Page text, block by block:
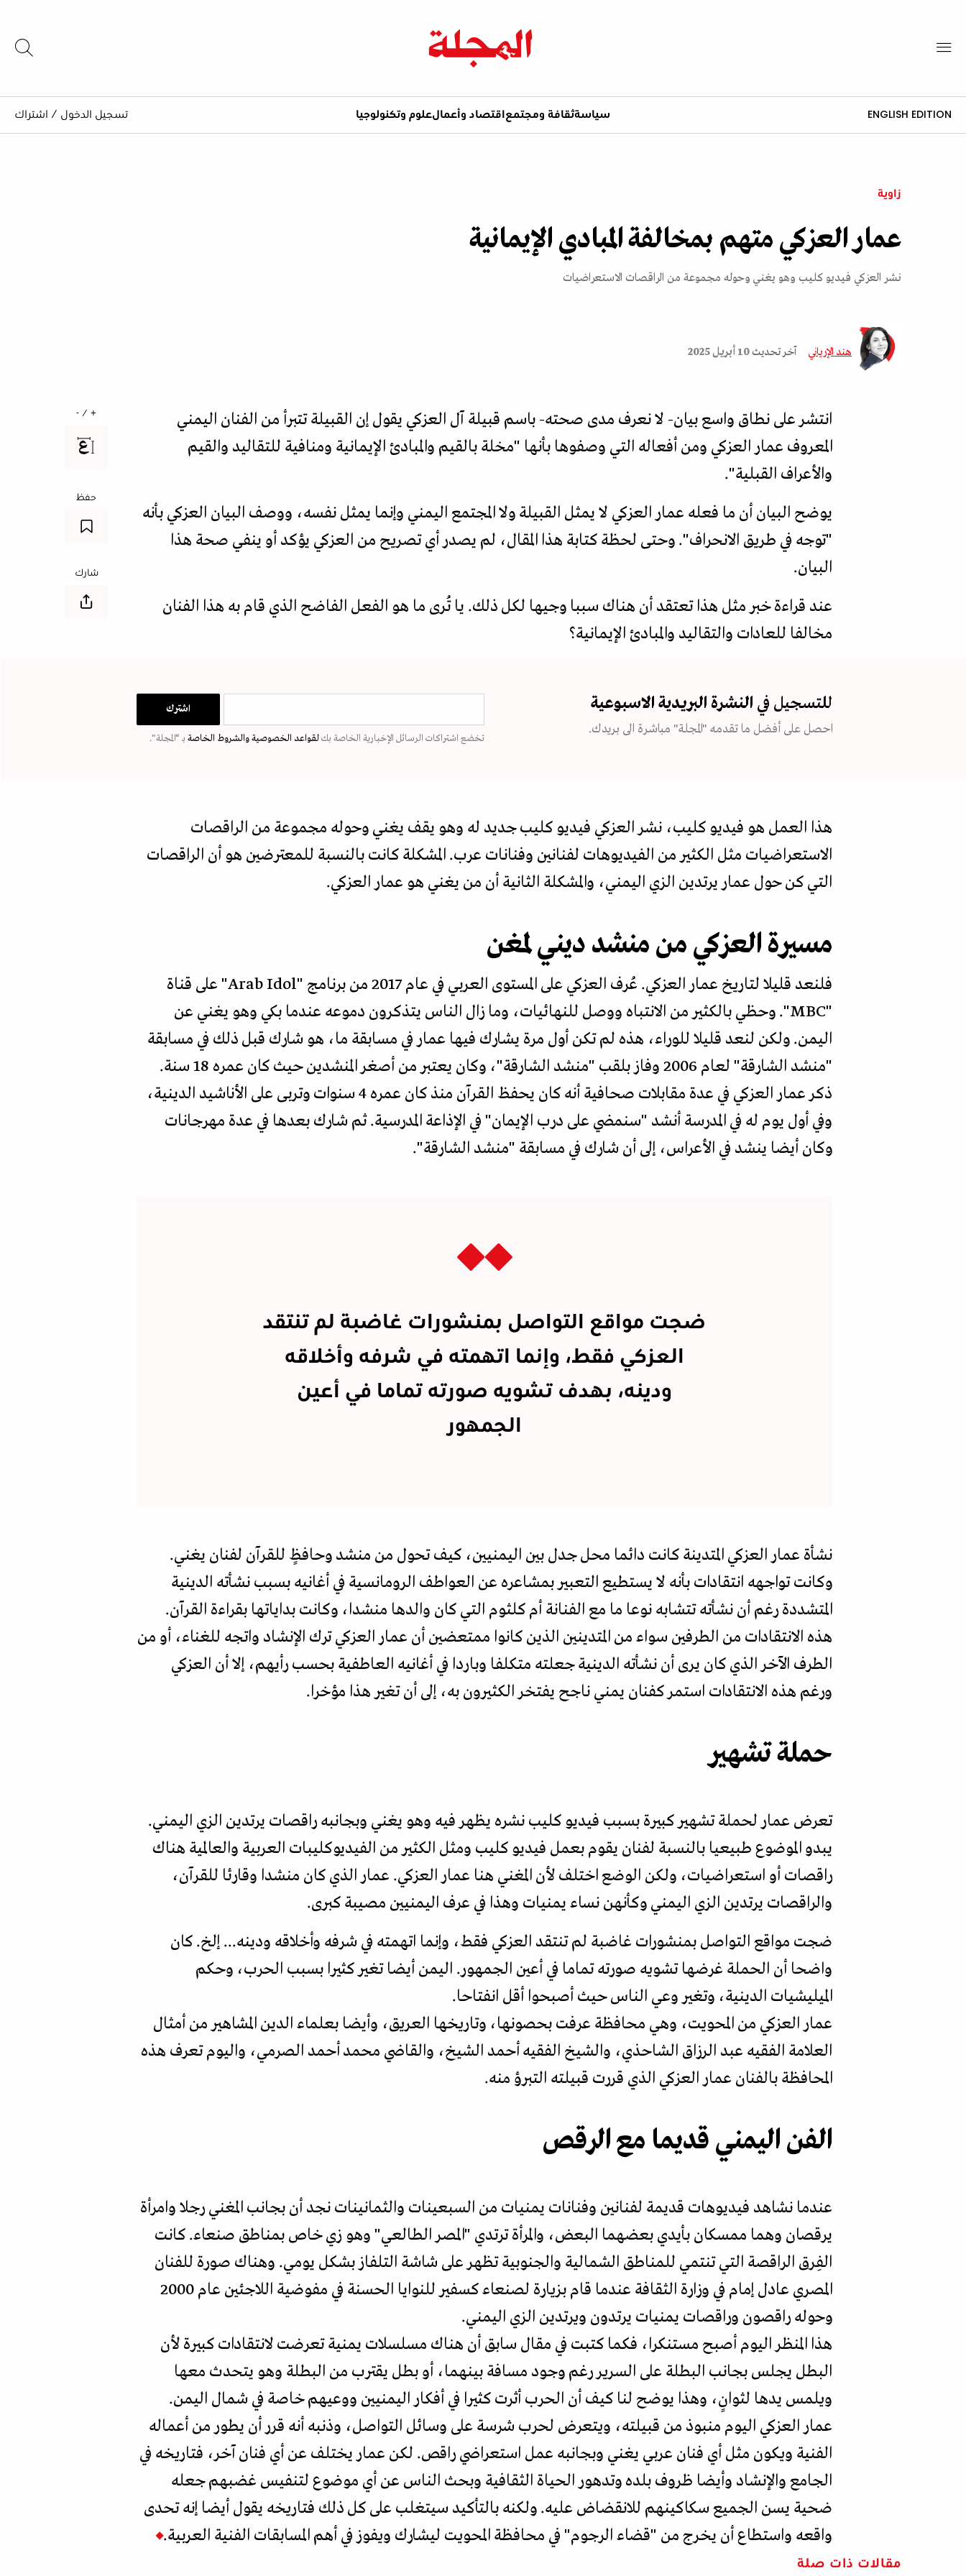
ENGLISH EDITION سياسةثقافة ومجتمع اقتصاد وأعمالعلوم وتكنولوجيا تسجيل الدخول / اشتراك
زاوية
عمار العزكي متهم بمخالفة المبادي الإيمانية
نشر العزكي فيديو كليب وهو يغني وحوله مجموعة من الراقصات الاستعراضيات
هند الإرياني آخر تحديث 10 أبريل 2025
انتشر على نطاق واسع بيان- لا نعرف مدى صحته- باسم قبيلة آل العزكي يقول إن القبيلة تتبرأ من الفنان اليمني
المعروف عمار العزكي ومن أفعاله التي وصفوها بأنها "مخلة بالقيم والمبادئ الإيمانية ومنافية للتقاليد والقيم
والأعراف القبلية".
يوضح البيان أن ما فعله عمار العزكي لا يمثل القبيلة ولا المجتمع اليمني وإنما يمثل نفسه، ووصف البيان العزكي بأنه
"توجه في طريق الانحراف". وحتى لحظة كتابة هذا المقال، لم يصدر أي تصريح من العزكي يؤكد أو ينفي صحة هذا
البيان.
عند قراءة خبر مثل هذا تعتقد أن هناك سببا وجيها لكل ذلك. يا تُرى ما هو الفعل الفاضح الذي قام به هذا الفنان
مخالفا للعادات والتقاليد والمبادئ الإيمانية؟
للتسجيل في النشرة البريدية الاسبوعية
احصل على أفضل ما تقدمه "المجلة" مباشرة الى بريدك.
تخضع اشتراكات الرسائل الإخبارية الخاصة بكلقواعد الخصوصيةوالشروط الخاصة بـ “المجلة".
هذا العمل هو فيديو كليب، نشر العزكي فيديو كليب جديد له وهو يقف يغني وحوله مجموعة من الراقصات
الاستعراضيات مثل الكثير من الفيديوهات لفنانين وفنانات عرب. المشكلة كانت بالنسبة للمعترضين هو أن الراقصات
التي كن حول عمار يرتدين الزي اليمني، والمشكلة الثانية أن من يغني هو عمار العزكي.
مسيرة العزكي من منشد ديني لمغن
فلنعد قليلا لتاريخ عمار العزكي. عُرف العزكي على المستوى العربي في عام 2017 من برنامج "Arab Idol" على قناة
"MBC". وحظي بالكثير من الانتباه ووصل للنهائيات، وما زال الناس يتذكرون دموعه عندما بكي وهو يغني عن
اليمن. ولكن لنعد قليلا للوراء، هذه لم تكن أول مرة يشارك فيها عمار في مسابقة ما، هو شارك قبل ذلك في مسابقة
"منشد الشارقة" لعام 2006 وفاز بلقب "منشد الشارقة"، وكان يعتبر من أصغر المنشدين حيث كان عمره 18 سنة.
ذكر عمار العزكي في عدة مقابلات صحافية أنه كان يحفظ القرآن منذ كان عمره 4 سنوات وتربى على الأناشيد الدينية،
وفي أول يوم له في المدرسة أنشد "سنمضي على درب الإيمان" في الإذاعة المدرسية. ثم شارك بعدها في عدة مهرجانات
وكان أيضا ينشد في الأعراس، إلى أن شارك في مسابقة "منشد الشارقة".
ضجت مواقع التواصل بمنشورات غاضبة لم تنتقد
العزكي فقط، وإنما اتهمته في شرفه وأخلاقه
ودينه، بهدف تشويه صورته تماما في أعين
الجمهور
نشأة عمار العزكي المتدينة كانت دائما محل جدل بين اليمنيين، كيف تحول من منشد وحافظٍ للقرآن لفنان يغني.
وكانت تواجهه انتقادات بأنه لا يستطيع التعبير بمشاعره عن العواطف الرومانسية في أغانيه بسبب نشأته الدينية
المتشددة رغم أن نشأته تتشابه نوعا ما مع الفنانة أم كلثوم التي كان والدها منشدا، وكانت بداياتها بقراءة القرآن.
هذه الانتقادات من الطرفين سواء من المتدينين الذين كانوا ممتعضين أن عمار العزكي ترك الإنشاد واتجه للغناء، أو من
الطرف الآخر الذي كان يرى أن نشأته الدينية جعلته متكلفا وباردا في أغانيه العاطفية بحسب رأيهم، إلا أن العزكي
ورغم هذه الانتقادات استمر كفنان يمني ناجح يفتخر الكثيرون به، إلى أن تغير هذا مؤخرا.
حملة تشهير
تعرض عمار لحملة تشهير كبيرة بسبب فيديو كليب نشره يظهر فيه وهو يغني وبجانبه راقصات يرتدين الزي اليمني.
يبدو الموضوع طبيعيا بالنسبة لفنان يقوم بعمل فيديو كليب ومثل الكثير من الفيديوكليبات العربية والعالمية هناك
راقصات أو استعراضيات، ولكن الوضع اختلف لأن المغني هنا عمار العزكي. عمار الذي كان منشدا وقارئا للقرآن،
والراقصات يرتدين الزي اليمني وكأنهن نساء يمنيات وهذا في عرف اليمنيين مصيبة كبرى.
ضجت مواقع التواصل بمنشورات غاضبة لم تنتقد العزكي فقط، وإنما اتهمته في شرفه وأخلاقه ودينه... إلخ. كان
واضحا أن الحملة غرضها تشويه صورته تماما في أعين الجمهور. اليمن أيضا تغير كثيرا بسبب الحرب، وحكم
الميليشيات الدينية، وتغير وعي الناس حيث أصبحوا أقل انفتاحا.
عمار العزكي من المحويت، وهي محافظة عرفت بحصونها، وتاريخها العريق، وأيضا بعلماء الدين المشاهير من أمثال
العلامة الفقيه عبد الرزاق الشاحذي، والشيخ الفقيه أحمد الشيخ، والقاضي محمد أحمد الصرمي، واليوم تعرف هذه
المحافظة بالفنان عمار العزكي الذي قررت قبيلته التبرؤ منه.
الفن اليمني قديما مع الرقص
عندما نشاهد فيديوهات قديمة لفنانين وفنانات يمنيات من السبعينات والثمانينات نجد أن بجانب المغني رجلا وامرأة
يرقصان وهما ممسكان بأيدي بعضهما البعض، والمرأة ترتدي "المصر الطالعي" وهو زي خاص بمناطق صنعاء. كانت
الفِرق الراقصة التي تنتمي للمناطق الشمالية والجنوبية تظهر على شاشة التلفاز بشكل يومي. وهناك صورة للفنان
المصري عادل إمام في وزارة الثقافة عندما قام بزيارة لصنعاء كسفير للنوايا الحسنة في مفوضية اللاجئين عام 2000
وحوله راقصون وراقصات يمنيات يرتدون ويرتدين الزي اليمني.
هذا المنظر اليوم أصبح مستنكرا، فكما كتبت في مقال سابق أن هناك مسلسلات يمنية تعرضت لانتقادات كبيرة لأن
البطل يجلس بجانب البطلة على السرير رغم وجود مسافة بينهما، أو بطل يقترب من البطلة وهو يتحدث معها
ويلمس يدها لثوانٍ، وهذا يوضح لنا كيف أن الحرب أثرت كثيرا في أفكار اليمنيين ووعيهم خاصة في شمال اليمن.
عمار العزكي اليوم منبوذ من قبيلته، ويتعرض لحرب شرسة على وسائل التواصل، وذنبه أنه قرر أن يطور من أعماله
الفنية ويكون مثل أي فنان عربي يغني وبجانبه عمل استعراضي راقص. لكن عمار يختلف عن أي فنان آخر، فتاريخه في
الجامع والإنشاد وأيضا ظروف بلده وتدهور الحياة الثقافية وبحث الناس عن أي موضوع لتنفيس غضبهم جعله
ضحية يسن الجميع سكاكينهم للانقضاض عليه. ولكنه بالتأكيد سيتغلب على كل ذلك فتاريخه يقول أيضا إنه تحدى
واقعه واستطاع أن يخرج من "قضاء الرجوم" في محافظة المحويت ليشارك ويفوز في أهم المسابقات الفنية العربية.
+ / -
حفظ
شارك
مقالات ذات صلة